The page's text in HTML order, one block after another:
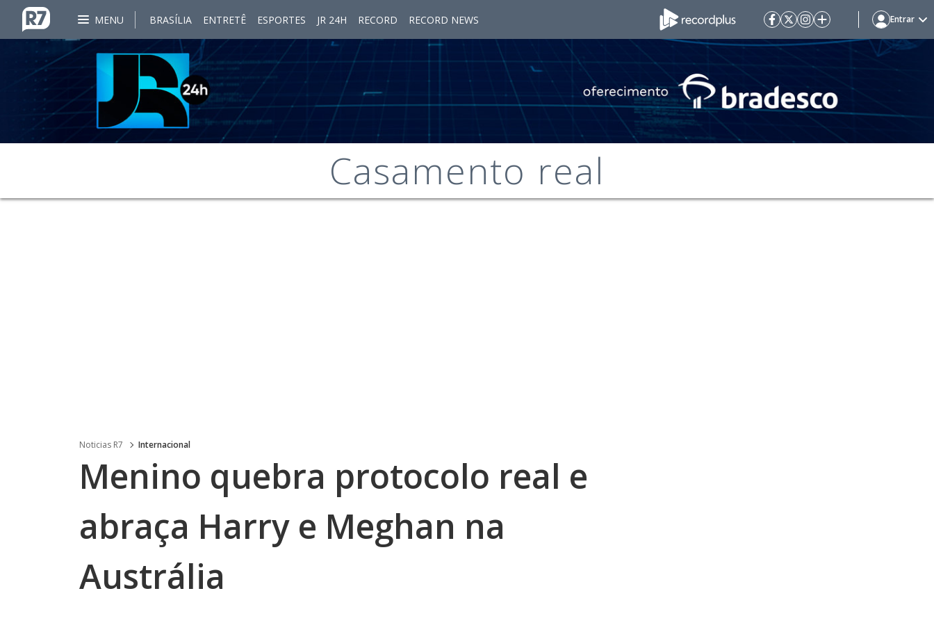
MENU BRASÍLIA ENTRETÊ ESPORTES JR 24H RECORD RECORD NEWS Entrar
Casamento real
Noticias R7 Internacional
Menino quebra protocolo real e
abraça Harry e Meghan na
Austrália